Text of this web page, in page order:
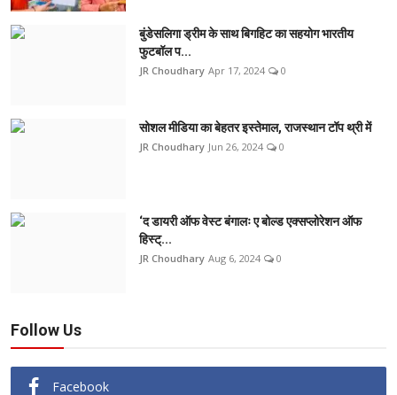
बुंडेसलिगा ड्रीम के साथ बिगहिट का सहयोग भारतीय
फुटबॉल प...
JR Choudhary Apr 17, 2024 0
सोशल मीडिया का बेहतर इस्तेमाल, राजस्थान टॉप थ्री में
JR Choudhary Jun 26, 2024 0
‘द डायरी ऑफ वेस्ट बंगालः ए बोल्ड एक्सप्लोरेशन ऑफ
हिस्ट्...
JR Choudhary Aug 6, 2024 0
Follow Us
Facebook